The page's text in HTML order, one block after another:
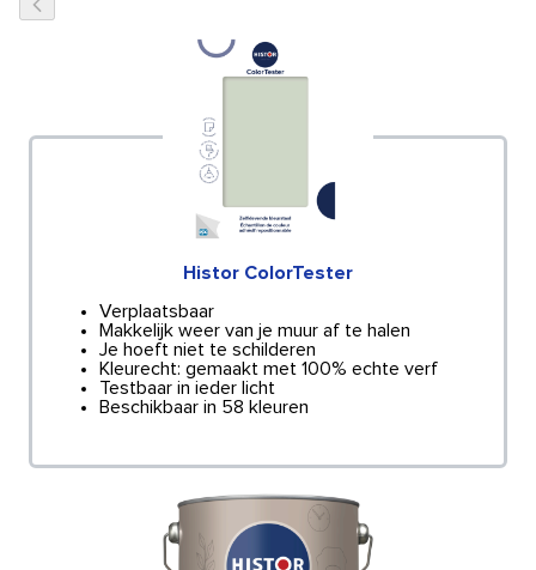
Histor ColorTester
Verplaatsbaar
Makkelijk weer van je muur af te halen
Je hoeft niet te schilderen
Kleurecht: gemaakt met 100% echte verf
Testbaar in ieder licht
Beschikbaar in 58 kleuren